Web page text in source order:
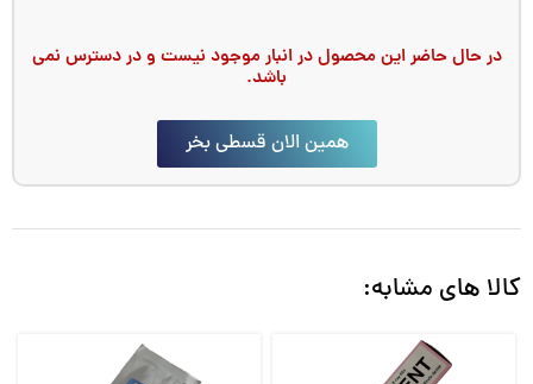
در حال حاضر این محصول در انبار موجود نیست و در دسترس نمی
باشد.
همین الان قسطی بخر
کالا های مشابه: